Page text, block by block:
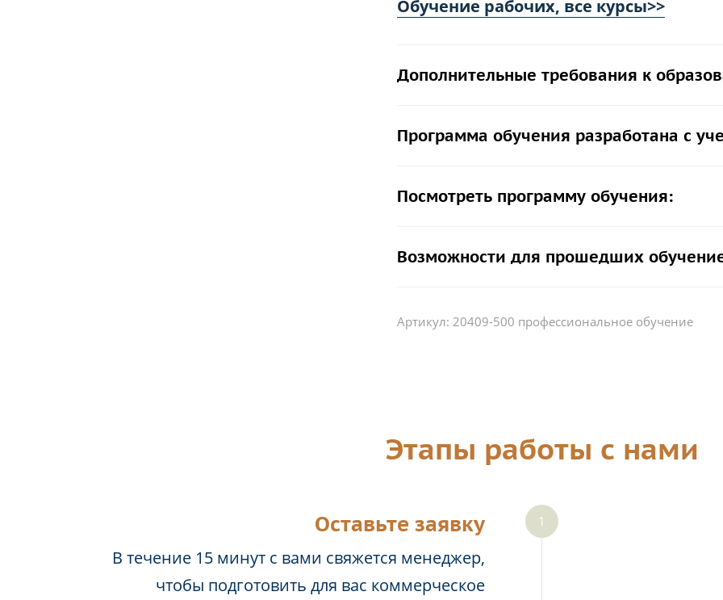
Обучение рабочих, все курсы>>
Дополнительные требования к
Программа обучения разработана с
Посмотреть программу обучения:
Возможности для прошедших
Артикул: 20409-500 профессиональное обучение
Этапы работы с нами
Оставьте заявку
В течение 15 минут с вами свяжется менеджер,
чтобы подготовить для вас коммерческое